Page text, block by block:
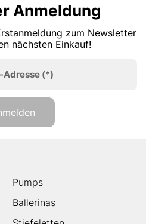
Anmeldung
zum Newsletter
nächsten Einkauf!
Adresse (*)
Pumps
Ballerinas